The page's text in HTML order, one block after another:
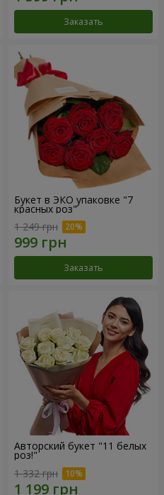
Заказать
Букет в ЭКО упаковке "7
красных роз"
1 249 грн
Заказать
Авторский букет "11 белых
роз!"
1 332 грн